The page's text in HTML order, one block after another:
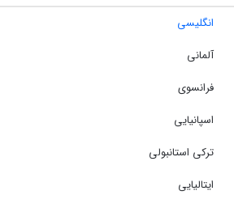
انگلیسی
آلمانی
فرانسوی
اسپانیایی
ترکی استانبولی
ایتالیایی